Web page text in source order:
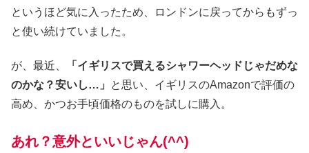
というほど気に入ったため、ロンドンに戻ってからもずっ
と使い続けていました。
が、最近、
「イギリスで買えるシャワーヘッドじゃだめな
のかな？安いし…」
と思い、イギリスのAmazonで評価の
高め、かつお手頃価格のものを試しに購入。
あれ？意外といいじゃん(^^)